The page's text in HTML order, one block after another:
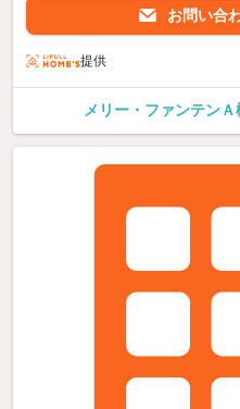
お問い合
提供
メリー・ファンテン